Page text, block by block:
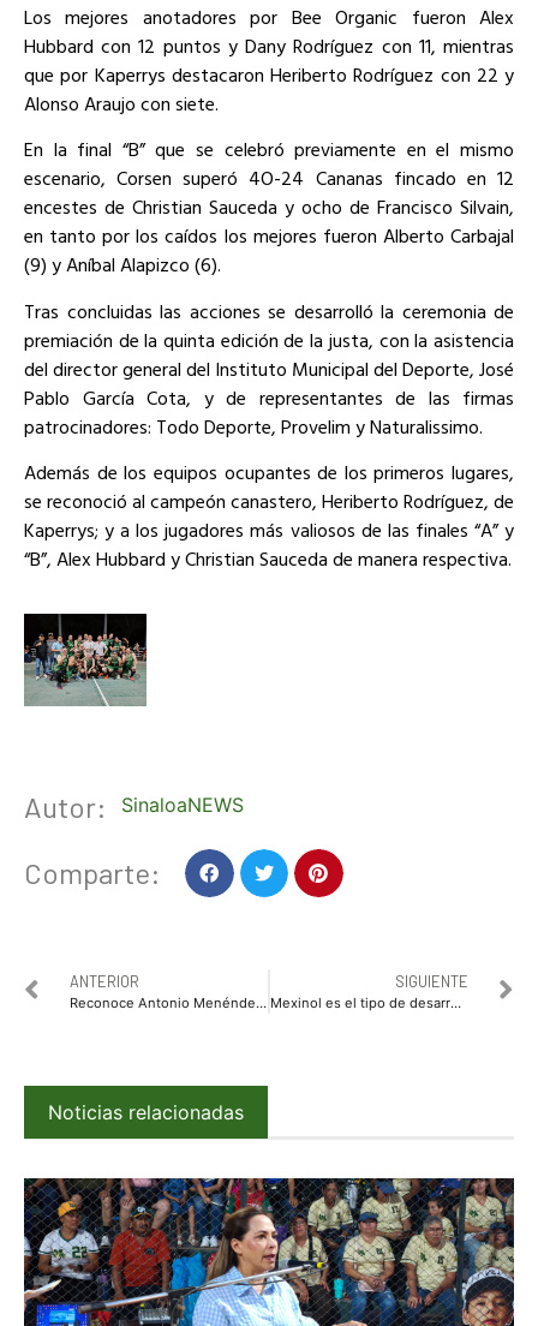
Los mejores anotadores por Bee Organic fueron Alex
Hubbard con 12 puntos y Dany Rodríguez con 11, mientras
que por Kaperrys destacaron Heriberto Rodríguez con 22 y
Alonso Araujo con siete.
En la final “B” que se celebró previamente en el mismo
escenario, Corsen superó 4O-24 Cananas fincado en 12
encestes de Christian Sauceda y ocho de Francisco Silvain,
en tanto por los caídos los mejores fueron Alberto Carbajal
(9) y Aníbal Alapizco (6).
Tras concluidas las acciones se desarrolló la ceremonia de
premiación de la quinta edición de la justa, con la asistencia
del director general del Instituto Municipal del Deporte, José
Pablo García Cota, y de representantes de las firmas
patrocinadores: Todo Deporte, Provelim y Naturalissimo.
Además de los equipos ocupantes de los primeros lugares,
se reconoció al campeón canastero, Heriberto Rodríguez, de
Kaperrys; y a los jugadores más valiosos de las finales “A” y
“B”, Alex Hubbard y Christian Sauceda de manera respectiva.
Autor: SinaloaNEWS
Comparte:
ANTERIOR
Reconoce Antonio Menéndez de Llano Bermúdez la invaluable labor del magisterio ahomense.
SIGUIENTE
Mexinol es el tipo de desarrollos que necesita Sinaloa: Gobernadora Yeraldine
Noticias relacionadas